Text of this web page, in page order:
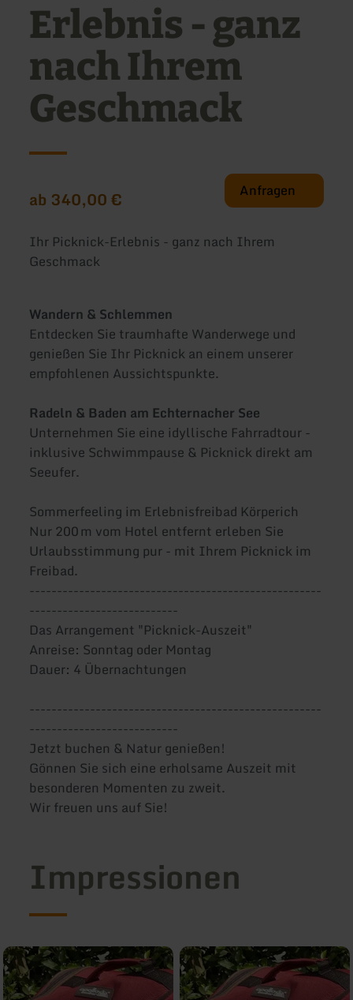
Erlebnis - ganz
nach Ihrem
Geschmack
ab 340,00 € Anfragen
Ihr Picknick-Erlebnis - ganz nach Ihrem
Geschmack
Wandern & Schlemmen
Entdecken Sie traumhafte Wanderwege und
genießen Sie Ihr Picknick an einem unserer
empfohlenen Aussichtspunkte.
Radeln & Baden am Echternacher See
Unternehmen Sie eine idyllische Fahrradtour -
inklusive Schwimmpause & Picknick direkt am
Seeufer.
Sommerfeeling im Erlebnisfreibad Körperich
Nur 200 m vom Hotel entfernt erleben Sie
Urlaubsstimmung pur - mit Ihrem Picknick im
Freibad.
-----------------------------------------------------
---------------------------
Das Arrangement "Picknick-Auszeit"
Anreise: Sonntag oder Montag
Dauer: 4 Übernachtungen
-----------------------------------------------------
---------------------------
Jetzt buchen & Natur genießen!
Gönnen Sie sich eine erholsame Auszeit mit
besonderen Momenten zu zweit.
Wir freuen uns auf Sie!
Impressionen